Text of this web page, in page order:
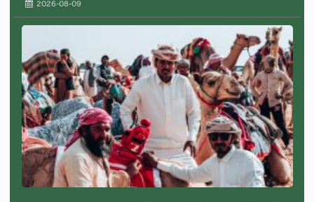
2026-08-09